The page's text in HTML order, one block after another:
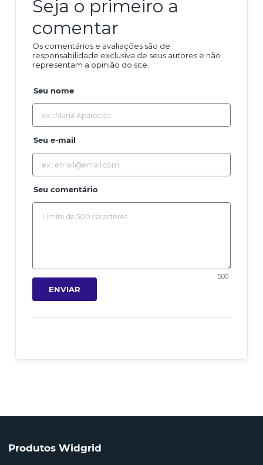
Seja o primeiro a
comentar
Os comentários e avaliações são de
responsabilidade exclusiva de seus autores e não
representam a opinião do site.
Seu nome
Seu e-mail
Seu comentário
500
ENVIAR
Produtos Widgrid